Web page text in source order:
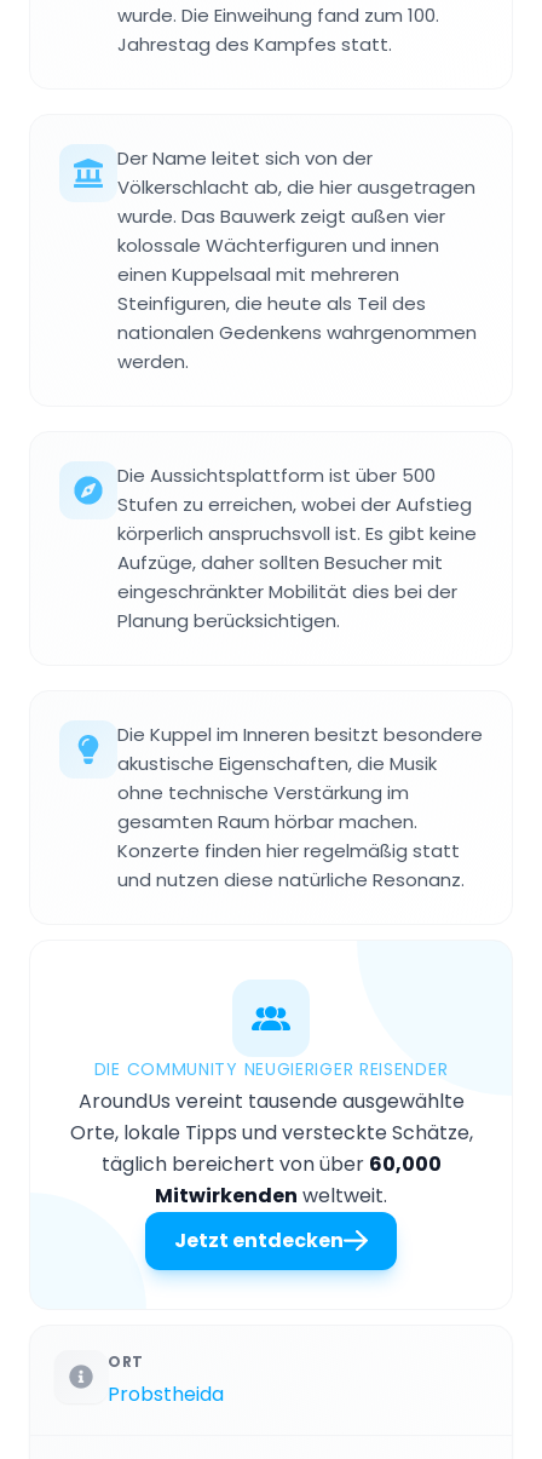
wurde. Die Einweihung fand zum 100.
Jahrestag des Kampfes statt.
Der Name leitet sich von der
Völkerschlacht ab, die hier ausgetragen
wurde. Das Bauwerk zeigt außen vier
kolossale Wächterfiguren und innen
einen Kuppelsaal mit mehreren
Steinfiguren, die heute als Teil des
nationalen Gedenkens wahrgenommen
werden.
Die Aussichtsplattform ist über 500
Stufen zu erreichen, wobei der Aufstieg
körperlich anspruchsvoll ist. Es gibt keine
Aufzüge, daher sollten Besucher mit
eingeschränkter Mobilität dies bei der
Planung berücksichtigen.
Die Kuppel im Inneren besitzt besondere
akustische Eigenschaften, die Musik
ohne technische Verstärkung im
gesamten Raum hörbar machen.
Konzerte finden hier regelmäßig statt
und nutzen diese natürliche Resonanz.
DIE COMMUNITY NEUGIERIGER REISENDER
AroundUs vereint tausende ausgewählte
Orte, lokale Tipps und versteckte Schätze,
täglich bereichert von über 60,000
Mitwirkenden weltweit.
Jetzt entdecken
ORT
Probstheida